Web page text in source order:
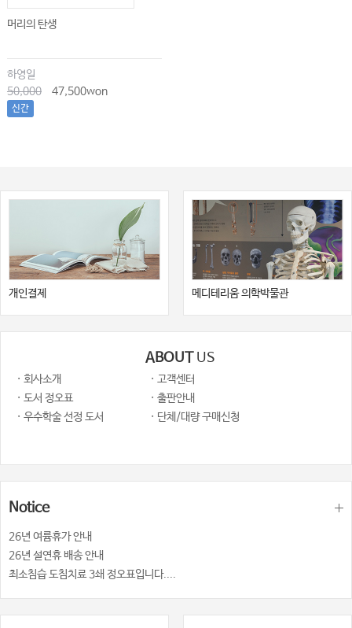
머리의 탄생
하영일
50,000
47,500won
신간
개인결제 메디테리움 의학박물관
ABOUT US
· 회사소개
· 고객센터
· 도서 정오표
· 출판안내
· 우수학술 선정 도서
· 단체/대량 구매신청
Notice
26년 여륨휴가 안내
26년 설연휴 배송 안내
최소침습 도침치료 3쇄 정오표입니다....